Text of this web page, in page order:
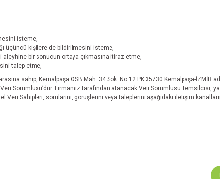
isteme,
üçüncü kişilere de bildirilmesini isteme,
bir sonucun ortaya çıkmasına itiraz etme,
talep etme,
sahip, Kemalpaşa OSB Mah. 34 Sok. No:12 PK:35730 Kemalpaşa-İZMİR
Veri Sorumlusu’dur. Firmamız tarafından atanacak Veri Sorumlusu Temsilcisi,
Sahipleri, sorularını, görüşlerini veya taleplerini aşağıdaki iletişim